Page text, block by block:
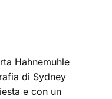
Hahnemuhle
di Sydney
e con un